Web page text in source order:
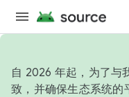
自 2026 年起，为了与
致，并确保生态系统的